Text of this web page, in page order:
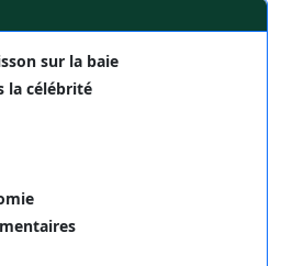
sur la baie
la célébrité